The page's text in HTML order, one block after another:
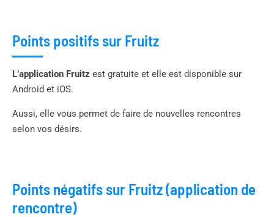
Points positifs sur Fruitz
L’application Fruitz est gratuite et elle est disponible sur
Android et iOS.
Aussi, elle vous permet de faire de nouvelles rencontres
selon vos désirs.
Points négatifs sur Fruitz (application de
rencontre)